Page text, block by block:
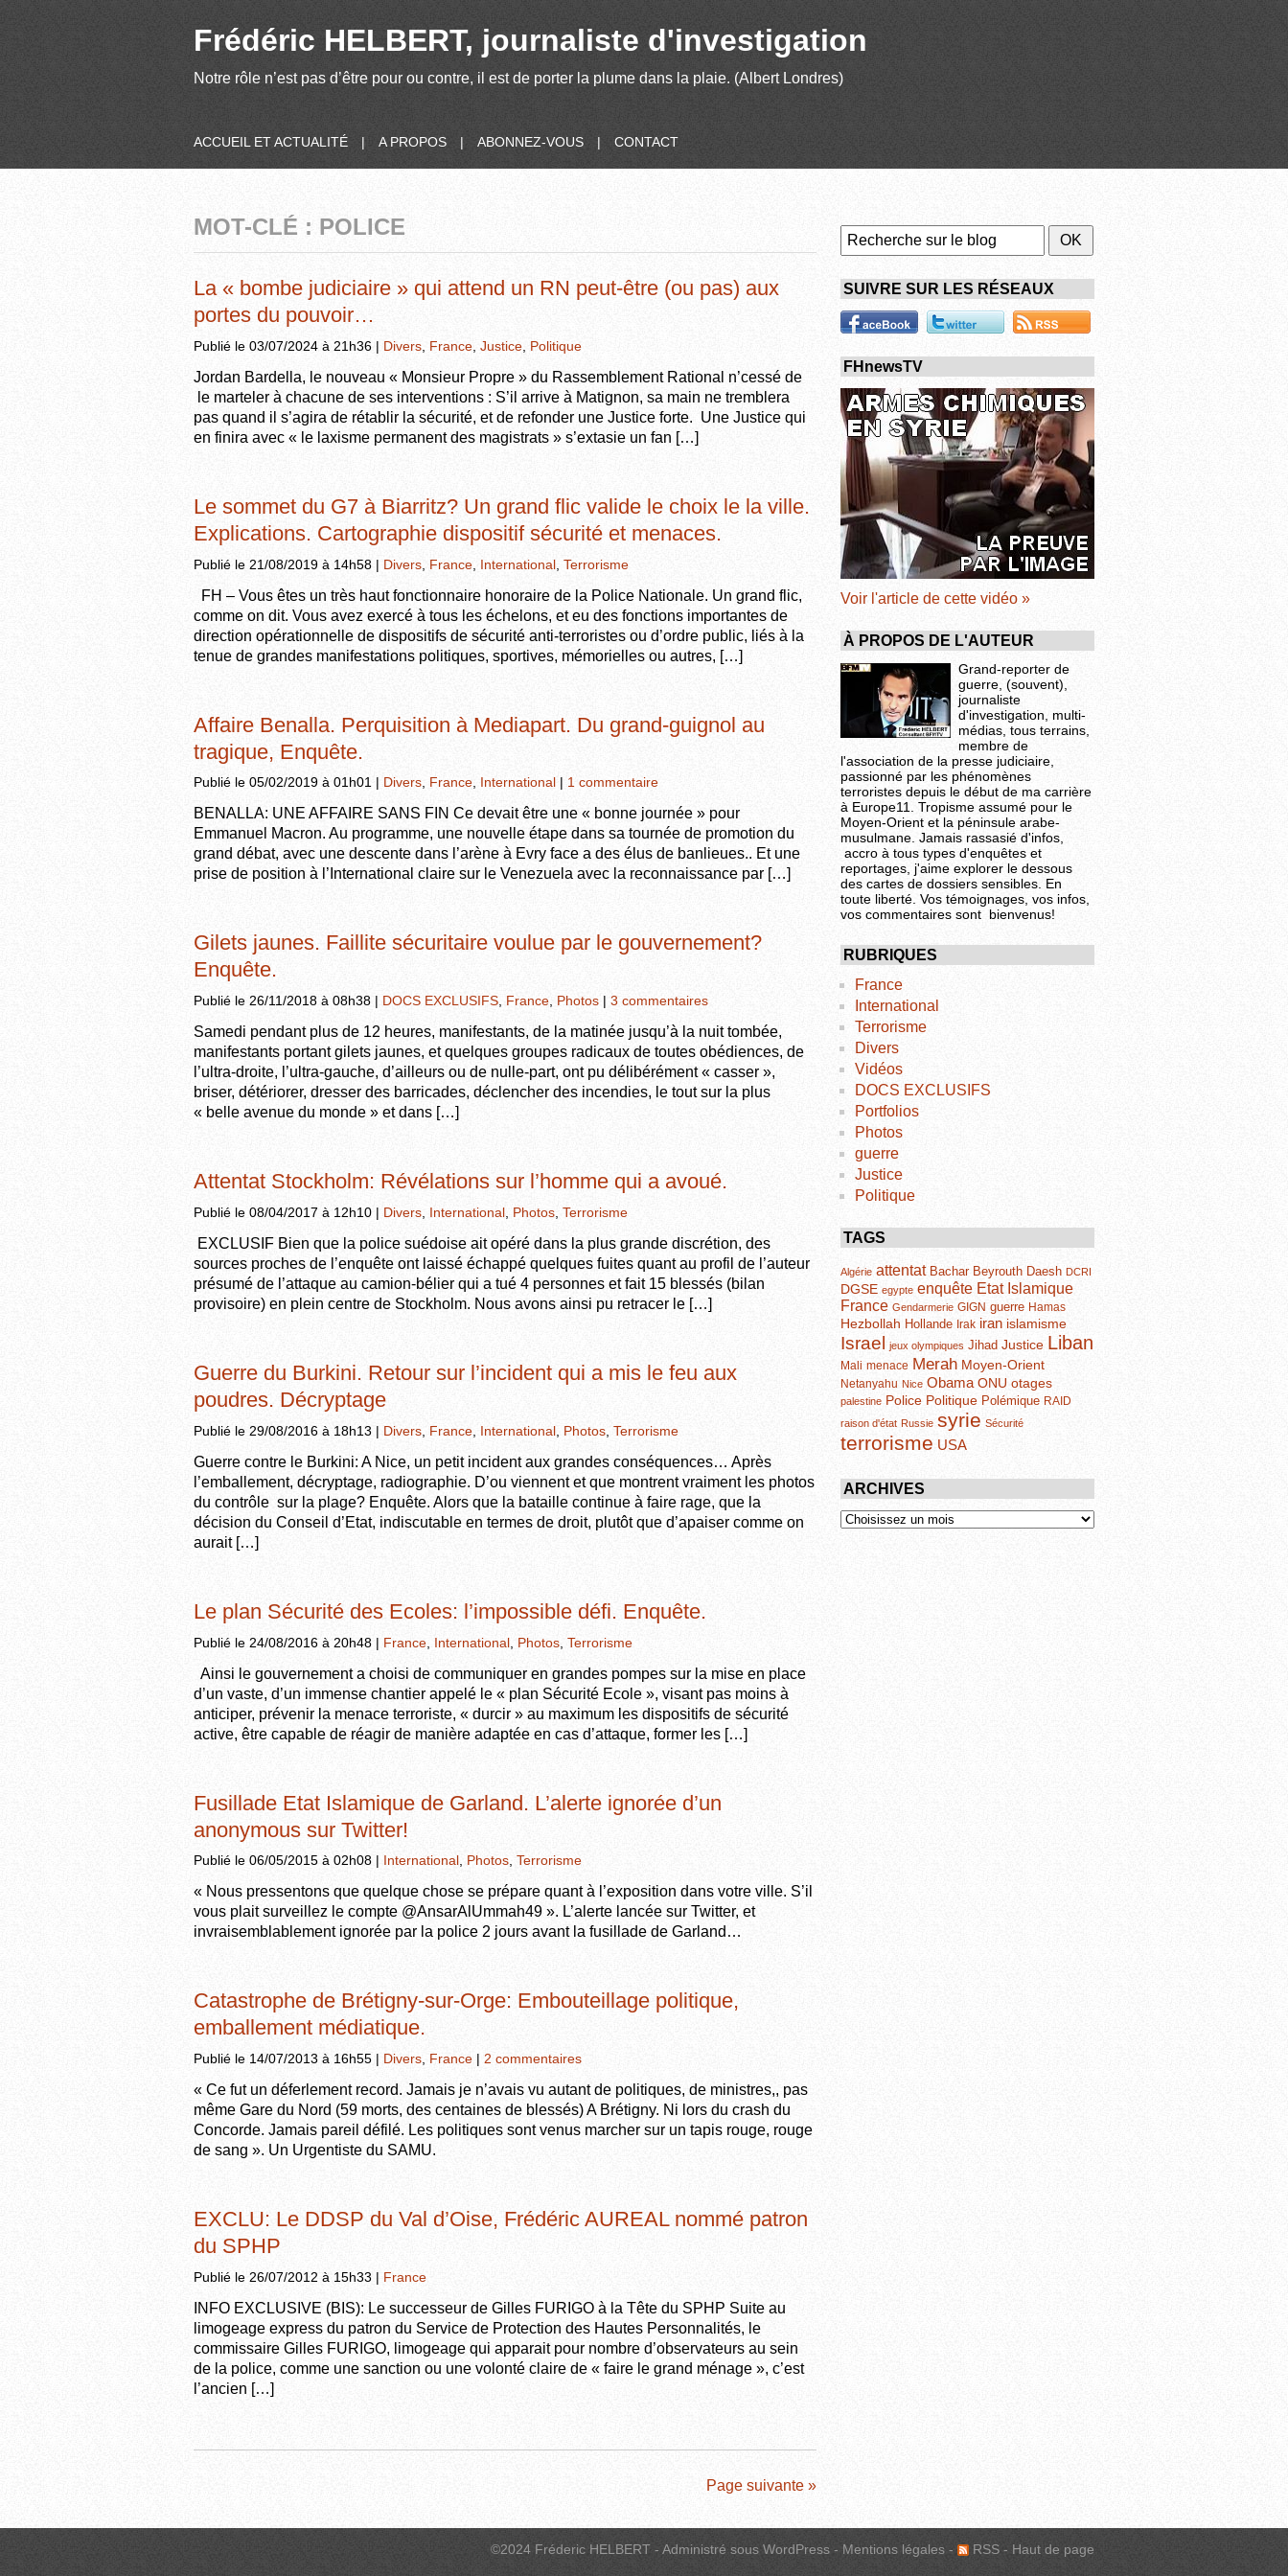
Frédéric HELBERT, journaliste d'investigation
Notre rôle n’est pas d’être pour ou contre, il est de porter la plume dans la plaie. (Albert Londres)
ACCUEIL ET ACTUALITÉ | A PROPOS | ABONNEZ-VOUS | CONTACT
MOT-CLÉ : POLICE
La « bombe judiciaire » qui attend un RN peut-être (ou pas) aux
portes du pouvoir…
Publié le 03/07/2024 à 21h36 | Divers France Justice Politique
Jordan Bardella, le nouveau « Monsieur Propre » du Rassemblement Rational n’cessé de
le marteler à chacune de ses interventions : S’il arrive à Matignon, sa main ne tremblera
pas quand il s’agira de rétablir la sécurité, et de refonder une Justice forte. Une Justice qui
en finira avec « le laxisme permanent des magistrats » s’extasie un fan […]
Le sommet du G7 à Biarritz? Un grand flic valide le choix le la ville.
Explications. Cartographie dispositif sécurité et menaces.
Publié le 21/08/2019 à 14h58 | Divers France International Terrorisme
FH – Vous êtes un très haut fonctionnaire honoraire de la Police Nationale. Un grand flic,
comme on dit. Vous avez exercé à tous les échelons, et eu des fonctions importantes de
direction opérationnelle de dispositifs de sécurité anti-terroristes ou d’ordre public, liés à la
tenue de grandes manifestations politiques, sportives, mémorielles ou autres, […]
Affaire Benalla. Perquisition à Mediapart. Du grand-guignol au
tragique, Enquête.
Publié le 05/02/2019 à 01h01 | Divers, France, International | 1 commentaire
BENALLA: UNE AFFAIRE SANS FIN Ce devait être une « bonne journée » pour
Emmanuel Macron. Au programme, une nouvelle étape dans sa tournée de promotion du
grand débat, avec une descente dans l’arène à Evry face a des élus de banlieues.. Et une
prise de position à l’International claire sur le Venezuela avec la reconnaissance par […]
Gilets jaunes. Faillite sécuritaire voulue par le gouvernement?
Enquête.
Publié le 26/11/2018 à 08h38 | DOCS EXCLUSIFS France Photos | 3 commentaires
Samedi pendant plus de 12 heures, manifestants, de la matinée jusqu’à la nuit tombée,
manifestants portant gilets jaunes, et quelques groupes radicaux de toutes obédiences, de
l’ultra-droite, l’ultra-gauche, d’ailleurs ou de nulle-part, ont pu délibérément « casser »,
briser, détériorer, dresser des barricades, déclencher des incendies, le tout sur la plus
« belle avenue du monde » et dans […]
Attentat Stockholm: Révélations sur l’homme qui a avoué.
Publié le 08/04/2017 à 12h10 | Divers International Photos Terrorisme
EXCLUSIF Bien que la police suédoise ait opéré dans la plus grande discrétion, des
sources proches de l’enquête ont laissé échappé quelques fuites quant au profil de l’auteur
présumé de l’attaque au camion-bélier qui a tué 4 personnes et fait 15 blessés (bilan
provisoire) en plein centre de Stockholm. Nous avons ainsi pu retracer le […]
Guerre du Burkini. Retour sur l’incident qui a mis le feu aux
poudres. Décryptage
Publié le 29/08/2016 à 18h13 | Divers France International Photos Terrorisme
Guerre contre le Burkini: A Nice, un petit incident aux grandes conséquences… Après
l’emballement, décryptage, radiographie. D’ou viennent et que montrent vraiment les photos
du contrôle sur la plage? Enquête. Alors que la bataille continue à faire rage, que la
décision du Conseil d’Etat, indiscutable en termes de droit, plutôt que d’apaiser comme on
aurait […]
Le plan Sécurité des Ecoles: l’impossible défi. Enquête.
Publié le 24/08/2016 à 20h48 | France International Photos Terrorisme
Ainsi le gouvernement a choisi de communiquer en grandes pompes sur la mise en place
d’un vaste, d’un immense chantier appelé le « plan Sécurité Ecole », visant pas moins à
anticiper, prévenir la menace terroriste, « durcir » au maximum les dispositifs de sécurité
active, être capable de réagir de manière adaptée en cas d’attaque, former les […]
Fusillade Etat Islamique de Garland. L’alerte ignorée d’un
anonymous sur Twitter!
Publié le 06/05/2015 à 02h08 | International, Photos, Terrorisme
« Nous pressentons que quelque chose se prépare quant à l’exposition dans votre ville. S’il
vous plait surveillez le compte @AnsarAlUmmah49 ». L’alerte lancée sur Twitter, et
invraisemblablement ignorée par la police 2 jours avant la fusillade de Garland…
Catastrophe de Brétigny-sur-Orge: Embouteillage politique,
emballement médiatique.
Publié le 14/07/2013 à 16h55 | Divers France | 2 commentaires
« Ce fut un déferlement record. Jamais je n’avais vu autant de politiques, de ministres,, pas
même Gare du Nord (59 morts, des centaines de blessés) A Brétigny. Ni lors du crash du
Concorde. Jamais pareil défilé. Les politiques sont venus marcher sur un tapis rouge, rouge
de sang ». Un Urgentiste du SAMU.
EXCLU: Le DDSP du Val d’Oise, Frédéric AUREAL nommé patron
du SPHP
Publié le 26/07/2012 à 15h33 | France
INFO EXCLUSIVE (BIS): Le successeur de Gilles FURIGO à la Tête du SPHP Suite au
limogeage express du patron du Service de Protection des Hautes Personnalités, le
commissaire Gilles FURIGO, limogeage qui apparait pour nombre d’observateurs au sein
de la police, comme une sanction ou une volonté claire de « faire le grand ménage », c’est
l’ancien […]
Page suivante »
SUIVRE SUR LES RÉSEAUX
FHnewsTV
Voir l'article de cette vidéo »
À PROPOS DE L'AUTEUR
Grand-reporter de
guerre, (souvent),
journaliste
d'investigation, multi-
médias, tous terrains,
membre de
l'association de la presse judiciaire,
passionné par les phénomènes
terroristes depuis le début de ma carrière
à Europe11. Tropisme assumé pour le
Moyen-Orient et la péninsule arabe-
musulmane. Jamais rassasié d'infos,
accro à tous types d'enquêtes et
reportages, j'aime explorer le dessous
des cartes de dossiers sensibles. En
toute liberté. Vos témoignages, vos infos,
vos commentaires sont bienvenus!
RUBRIQUES
France
International
Terrorisme
Divers
Vidéos
DOCS EXCLUSIFS
Portfolios
Photos
guerre
Justice
Politique
TAGS
Algérie attentat Bachar Beyrouth Daesh DCRI
DGSE egypte enquête Etat Islamique
France Gendarmerie GIGN guerre Hamas
Hezbollah Hollande Irak iran islamisme
Israel jeux olympiques Jihad Justice Liban
Mali menace Merah Moyen-Orient
Netanyahu Nice Obama ONU otages
palestine Police Politique Polémique RAID
raison d'état Russie syrie Sécurité
terrorisme USA
ARCHIVES
©2024 Fréderic HELBERT - Administré sous WordPress - Mentions légales - RSS - Haut de page